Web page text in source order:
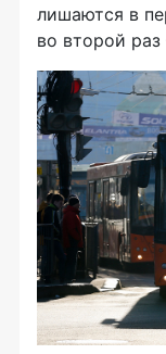
лишаются в
во второй